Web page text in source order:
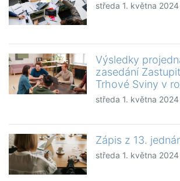
středa 1. května 2024
Výsledky
zasedání
Trhové Sviny v
středa 1. května 2024
Zápis z 13.
středa 1. května 2024